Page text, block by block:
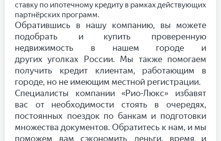
ставку по ипотечному кредиту в рамках действующих
партнёрских программ.
Обратившись в нашу компанию, вы можете
подобрать и купить проверенную
недвижимость в нашем городе и
других уголках России. Мы также помогаем
получить кредит клиентам, работающим в
городе, но не имеющим местной регистрации.
Специалисты компании «Рио-Люкс» избавят
вас от необходимости стоять в очередях,
постоянных поездок по банкам и подготовки
множества документов. Обратитесь к нам, и мы
поможем вам сэкономить деньги, время и